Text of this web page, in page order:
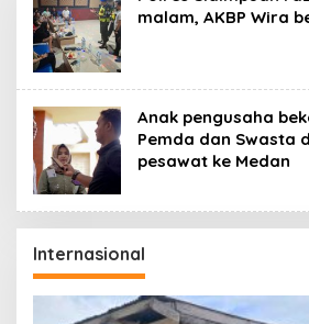
malam, AKBP Wira
Anak pengusaha
Pemda dan Swasta
pesawat ke Medan
Internasional